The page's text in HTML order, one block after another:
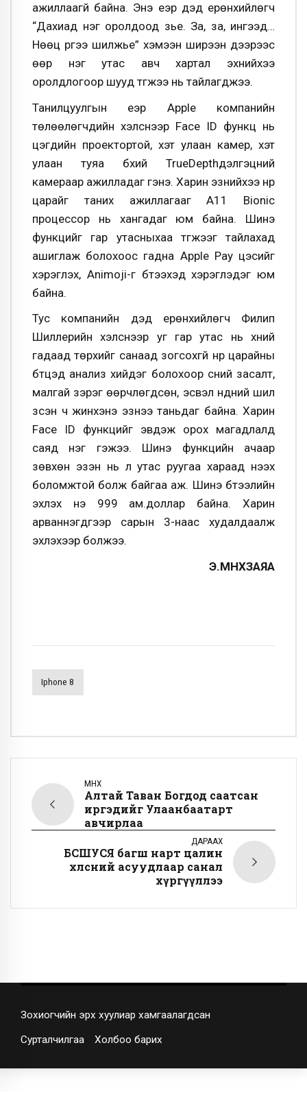
ажиллаагүй байна. Энэ үеэр дэд ерөнхийлөгч
“Дахиад нэг оролдоод үзье. За, за, ингээд…
Нөөц рүүгээ шилжье” хэмээн ширээн дээрээс
өөр нэг утас авч хартал эхнийхээ
оролдлогоор шууд түгжээ нь тайлагджээ.
Танилцуулгын үеэр Apple компанийн
төлөөлөгчдийн хэлснээр Face ID функц нь
цэгүүдийн проектортой, хэт улаан камер, хэт
улаан туяа бүхий TrueDepthдэлгэцний
камераар ажилладаг гэнэ. Харин эзнийхээ нүүр
царайг таних ажиллагааг A11 Bionic
процессор нь хангадаг юм байна. Шинэ
функцийг гар утасныхаа түгжээг тайлахад
ашиглаж болохоос гадна Apple Pay цэсийг
хэрэглэх, Animoji-г бүтээхэд хэрэглэдэг юм
байна.
Тус компанийн дэд ерөнхийлөгч Филип
Шиллерийн хэлснээр уг гар утас нь хүний
гадаад төрхийг санаад зогсохгүй нүүр царайны
бүтцэд анализ хийдэг болохоор үсний засалт,
малгай зэрэг өөрчлөгдсөн, эсвэл нүдний шил
зүүсэн ч жинхэнэ эзнээ таньдаг байна. Харин
Face ID функцийг эвдэж орох магадлалд
саяд нэг гэжээ. Шинэ функцийн ачаар
зөвхөн эзэн нь л утас руугаа хараад нээх
боломжтой болж байгаа аж. Шинэ бүтээлийн
эхлэх үнэ 999 ам.доллар байна. Харин
арваннэгдүгээр сарын 3-наас худалдаалж
эхлэхээр болжээ.
Э.МӨНХЗАЯА
Iphone 8
ӨМНӨХ
Алтай Таван Богдод саатсан
иргэдийг Улаанбаатарт
авчирлаа
ДАРААХ
БСШУСЯ багш нарт цалин
хөлсний асуудлаар санал
хүргүүллээ
Зохиогчийн эрх хуулиар хамгаалагдсан
Сурталчилгаа Холбоо барих